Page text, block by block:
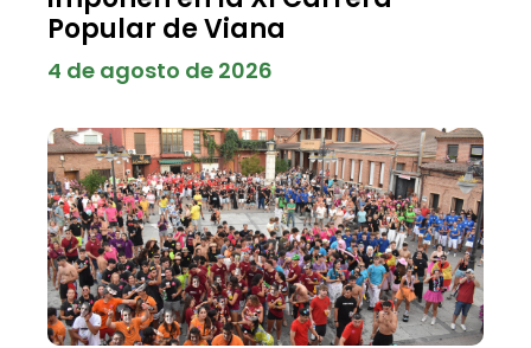
Popular de Viana
4 de agosto de 2026